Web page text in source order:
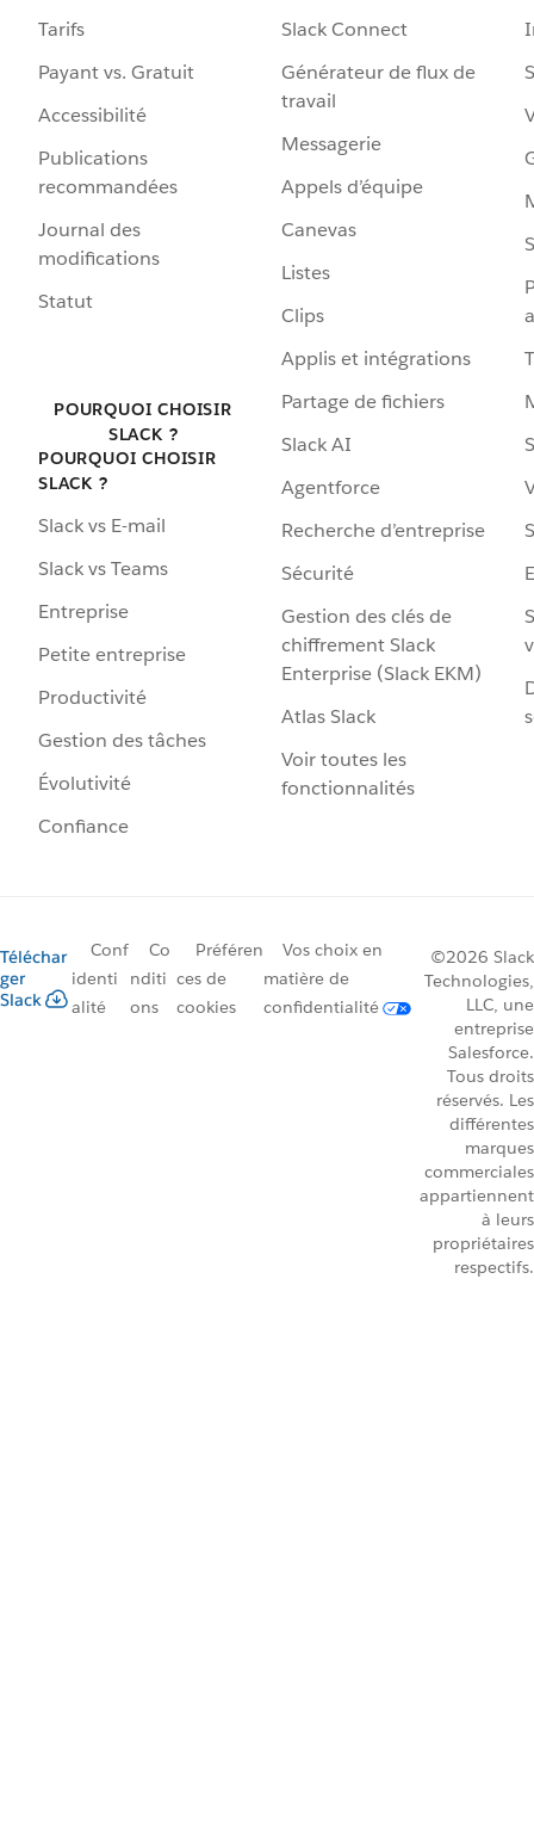
Tarifs
Payant vs. Gratuit
Accessibilité
Publications
recommandées
Journal des
modifications
Statut
POURQUOI CHOISIR
SLACK ?
POURQUOI CHOISIR
SLACK ?
Slack vs E-mail
Slack vs Teams
Entreprise
Petite entreprise
Productivité
Gestion des tâches
Évolutivité
Confiance
Slack Connect
Générateur de flux de
travail
Messagerie
Appels d’équipe
Canevas
Listes
Clips
Applis et intégrations
Partage de fichiers
Slack AI
Agentforce
Recherche d’entreprise
Sécurité
Gestion des clés de
chiffrement Slack
Enterprise (Slack EKM)
Atlas Slack
Voir toutes les
fonctionnalités
Téléchar
ger
Slack
Conf
identi
alité
Co
nditi
ons
Préféren
ces de
cookies
Vos choix en
matière de
confidentialité
©2026 Slack
Technologies,
LLC, une
entreprise
Salesforce.
Tous droits
réservés. Les
différentes
marques
commerciales
appartiennent
à leurs
propriétaires
respectifs.